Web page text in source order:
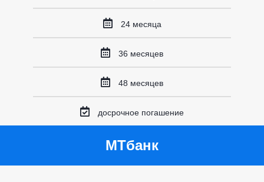
24 месяца
36 месяцев
48 месяцев
досрочное погашение
МТбанк